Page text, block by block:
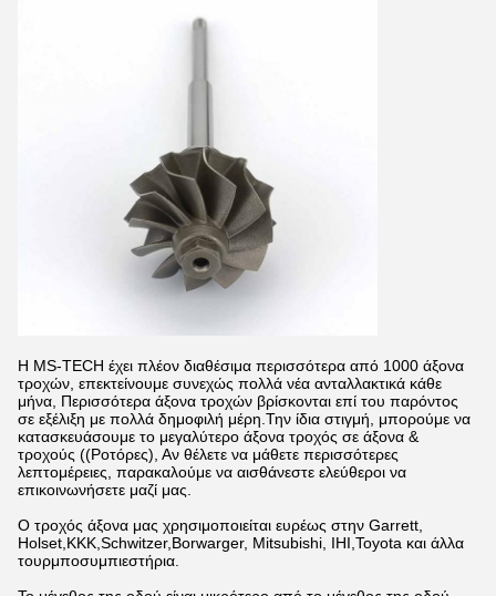
Η MS-TECH έχει πλέον διαθέσιμα περισσότερα από 1000 άξονα
τροχών, επεκτείνουμε συνεχώς πολλά νέα ανταλλακτικά κάθε
μήνα, Περισσότερα άξονα τροχών βρίσκονται επί του παρόντος
σε εξέλιξη με πολλά δημοφιλή μέρη.Την ίδια στιγμή, μπορούμε να
κατασκευάσουμε το μεγαλύτερο άξονα τροχός σε άξονα &
τροχούς ((Ροτόρες), Αν θέλετε να μάθετε περισσότερες
λεπτομέρειες, παρακαλούμε να αισθάνεστε ελεύθεροι να
επικοινωνήσετε μαζί μας.
Ο τροχός άξονα μας χρησιμοποιείται ευρέως στην Garrett,
Holset,KKK,Schwitzer,Borwarger, Mitsubishi, IHI,Toyota και άλλα
τουρμποσυμπιεστήρια.